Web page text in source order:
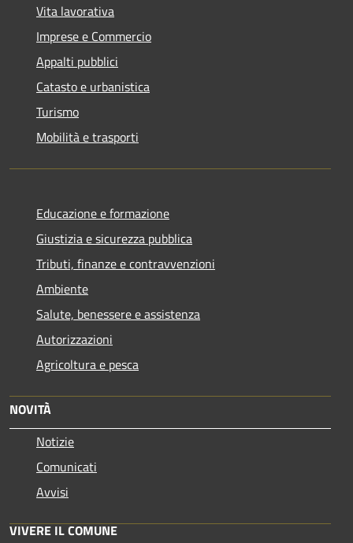
Vita lavorativa
Imprese e Commercio
Appalti pubblici
Catasto e urbanistica
Turismo
Mobilità e trasporti
Educazione e formazione
Giustizia e sicurezza pubblica
Tributi, finanze e contravvenzioni
Ambiente
Salute, benessere e assistenza
Autorizzazioni
Agricoltura e pesca
NOVITÀ
Notizie
Comunicati
Avvisi
VIVERE IL COMUNE